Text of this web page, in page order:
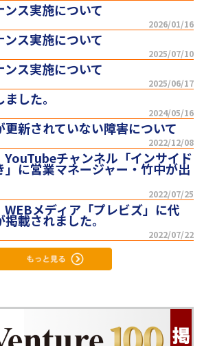
ス実施について
2026/01/16
ス実施について
2025/07/10
ス実施について
2025/06/17
した。
2024/05/16
新されていない障害について
2022/12/08
YouTubeチャンネル「インサイド
」に営業マネージャー・竹中が出
2022/07/25
WEBメディア「プレビズ」に代
載されました。
2022/07/22